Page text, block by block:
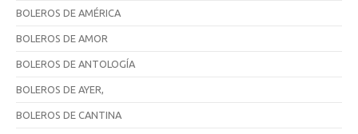
BOLEROS DE AMÉRICA
BOLEROS DE AMOR
BOLEROS DE ANTOLOGÍA
BOLEROS DE AYER,
BOLEROS DE CANTINA